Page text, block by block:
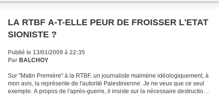
LA RTBF A-T-ELLE PEUR DE FROISSER L'ETAT
SIONISTE ?
Publié le 13/01/2009 à 22:35
Par BALCHOY
Sur "Matin Première" à la RTBF, un journaliste malmène idéologiquement, à
mon avis, la représente de l'autorité Palestinienne. Je ne veux que ce seul
exemple. A propos de l'après-guerre, il insiste sur la nécessaire destruction